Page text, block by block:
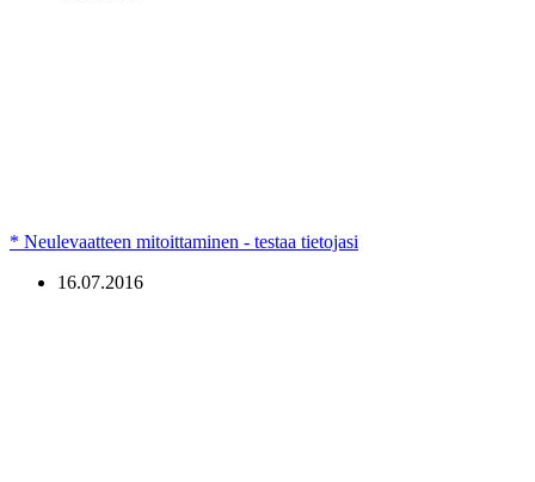
* Neulevaatteen mitoittaminen - testaa tietojasi
16.07.2016